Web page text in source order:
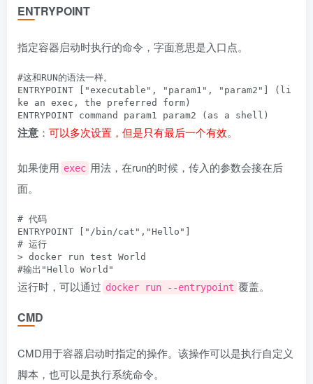
ENTRYPOINT
指定容器启动时执行的命令，字面意思是入口点。
#这和RUN的语法一样。
ENTRYPOINT ["executable", "param1", "param2"] (li
ke an exec, the preferred form)
注意 ： 可以多次设置，但是只有最后一个有效。
如果使用 exec 用法，在run的时候，传入的参数会接在后
面。
# 代码
ENTRYPOINT ["/bin/cat","Hello"]
# 运行
> docker run test World
运行时，可以通过 docker run --entrypoint 覆盖。
CMD
CMD用于容器启动时指定的操作。该操作可以是执行自定义
脚本，也可以是执行系统命令。